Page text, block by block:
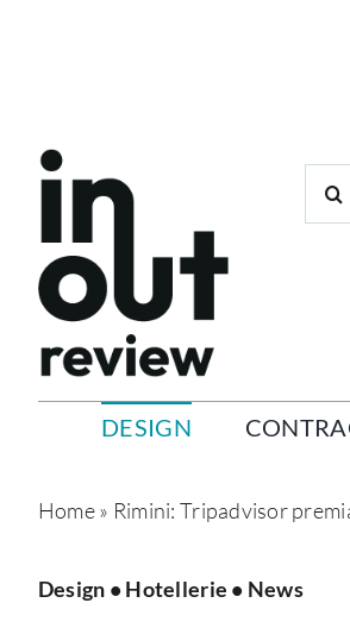
per:
DESIGN
Home» Rimini: Tripadvisor
Design • Hotellerie • News